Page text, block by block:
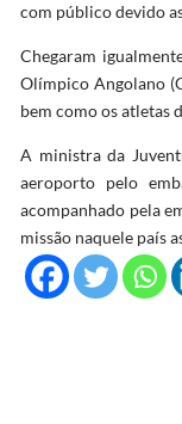
com público devido
Chegaram
Olímpico Angolano
bem como os atletas
A ministra da
aeroporto pelo
acompanhado pela
missão naquele país